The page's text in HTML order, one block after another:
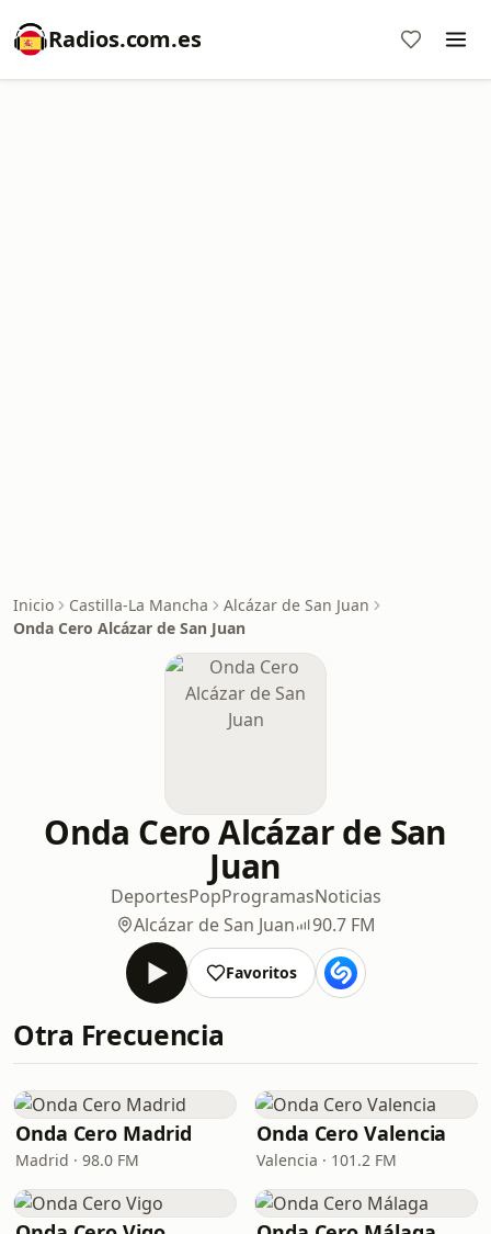
Radios.com.es
Inicio Castilla-La Mancha
Alcázar de San Juan
Onda Cero Alcázar de San Juan
Onda Cero Alcázar de San
Juan
DeportesPopProgramasNoticias
Alcázar de San Juan
90.7 FM
Favoritos
Otra Frecuencia
Onda Cero Madrid
Madrid · 98.0 FM
Onda Cero Valencia
Valencia · 101.2 FM